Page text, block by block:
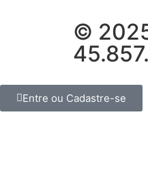
©
Entre ou Cadastre-se